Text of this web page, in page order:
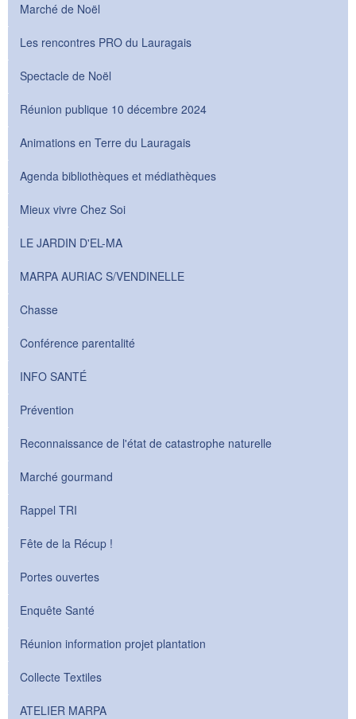
Marché de Noël
Les rencontres PRO du Lauragais
Spectacle de Noël
Réunion publique 10 décembre 2024
Animations en Terre du Lauragais
Agenda bibliothèques et médiathèques
Mieux vivre Chez Soi
LE JARDIN D'EL-MA
MARPA AURIAC S/VENDINELLE
Chasse
Conférence parentalité
INFO SANTÉ
Prévention
Reconnaissance de l'état de catastrophe naturelle
Marché gourmand
Rappel TRI
Fête de la Récup !
Portes ouvertes
Enquête Santé
Réunion information projet plantation
Collecte Textiles
ATELIER MARPA